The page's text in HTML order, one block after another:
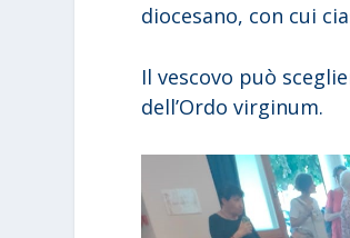
diocesano, con cui
Il vescovo può
dell’Ordo virginum.